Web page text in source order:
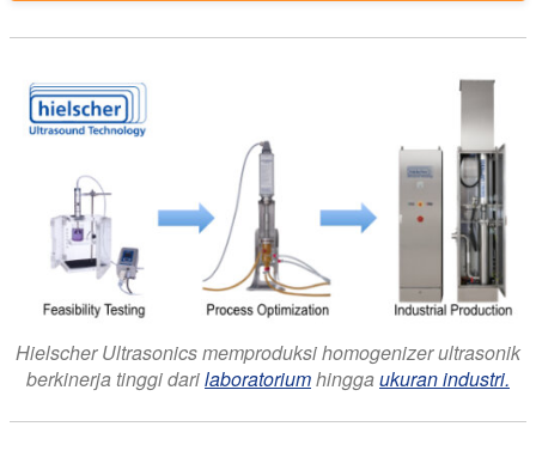
Hielscher Ultrasonics memproduksi homogenizer ultrasonik
berkinerja tinggi darilaboratoriumhinggaukuran industri.